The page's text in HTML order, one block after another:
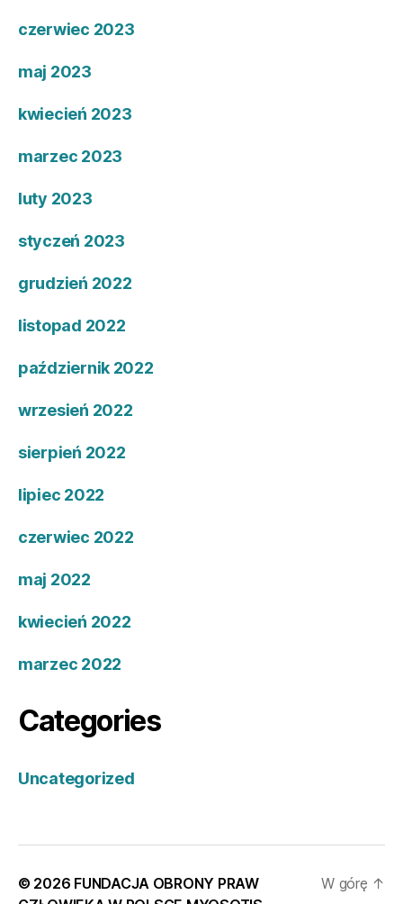
czerwiec 2023
maj 2023
kwiecień 2023
marzec 2023
luty 2023
styczeń 2023
grudzień 2022
listopad 2022
październik 2022
wrzesień 2022
sierpień 2022
lipiec 2022
czerwiec 2022
maj 2022
kwiecień 2022
marzec 2022
Categories
Uncategorized
© 2026 FUNDACJA OBRONY PRAW
W górę ↑